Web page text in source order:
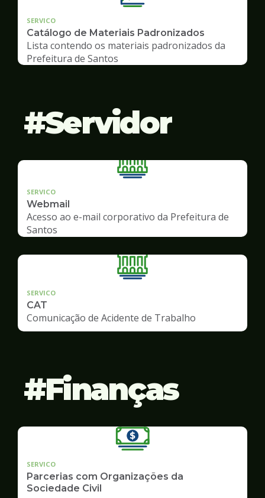
SERVICO
Catálogo de Materiais Padronizados
Lista contendo os materiais padronizados da
Prefeitura de Santos
Servidor
SERVICO
Webmail
Acesso ao e-mail corporativo da Prefeitura de
Santos
SERVICO
CAT
Comunicação de Acidente de Trabalho
Finanças
SERVICO
Parcerias com Organizações da
Sociedade Civil